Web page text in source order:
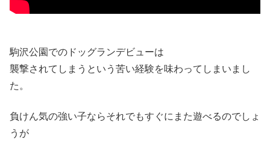
駒沢公園でのドッグランデビューは
襲撃されてしまうという苦い経験を味わってしまいまし
た。
負けん気の強い子ならそれでもすぐにまた遊べるのでしょ
うが